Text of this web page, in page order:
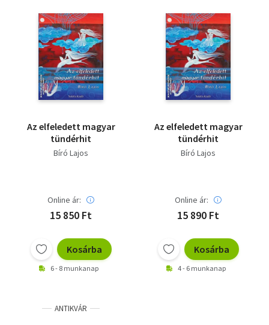
Tankönyv, segédkönyv
Társadalomtudomány
Természettudomány
Az elfeledett magyar
tündérhit
Bíró Lajos
Online ár:
15 850 Ft
Kosárba
6 - 8 munkanap
Az elfeledett magyar
tündérhit
Bíró Lajos
Online ár:
15 890 Ft
Kosárba
4 - 6 munkanap
ANTIKVÁR